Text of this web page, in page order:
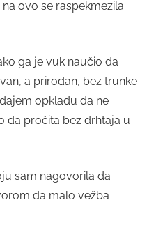
ovo se raspekmezila.
ga je vuk naučio da
a prirodan, bez trunke
opkladu da ne
da pročita bez drhtaja u
sam nagovorila da
da malo vežba